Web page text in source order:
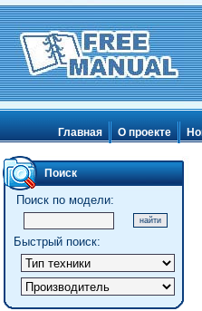
Главная О проекте
Поиск
Поиск по модели:
Быстрый поиск: